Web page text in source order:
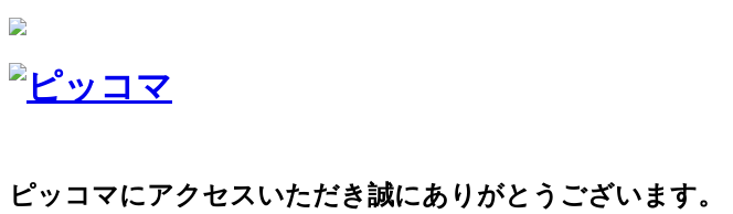
ピッコマにアクセスいただき誠にありがとうございます。